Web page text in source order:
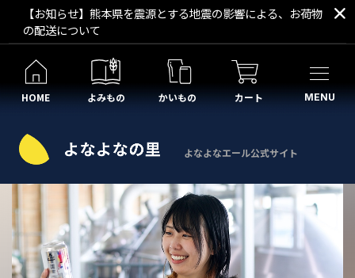
【お知らせ】熊本県を震源とする地震の影響による、お荷物
の配送について
HOME よみもの かいもの カート MENU
よなよなエール公式サイト